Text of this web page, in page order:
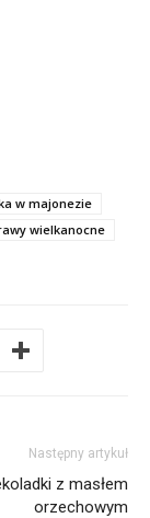
w majonezie
wielkanocne
Następny artykuł
z masłem
orzechowym